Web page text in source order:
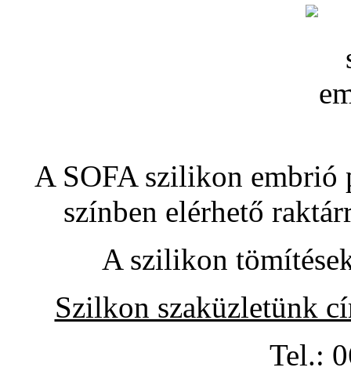
A SOFA szilikon embrió
színben elérhető
A szilikon
Szilkon szaküzletünk
Tel.: